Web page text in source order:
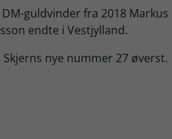
guldvinder fra 2018 Markus
endte i Vestjylland.
nye nummer 27 øverst.